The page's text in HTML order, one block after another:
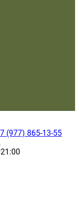
(977) 865-13-55